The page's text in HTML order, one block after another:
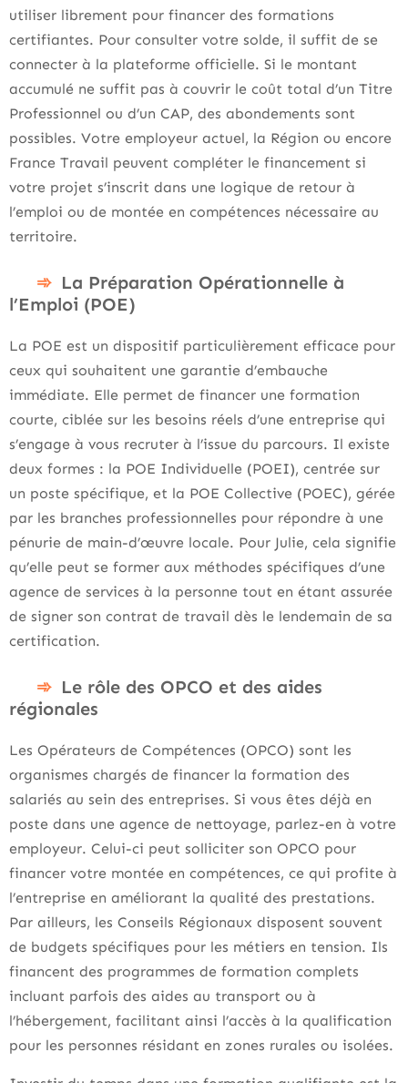
utiliser librement pour financer des formations
certifiantes. Pour consulter votre solde, il suffit de se
connecter à la plateforme officielle. Si le montant
accumulé ne suffit pas à couvrir le coût total d’un Titre
Professionnel ou d’un CAP, des abondements sont
possibles. Votre employeur actuel, la Région ou encore
France Travail peuvent compléter le financement si
votre projet s’inscrit dans une logique de retour à
l’emploi ou de montée en compétences nécessaire au
territoire.
La Préparation Opérationnelle à
l’Emploi (POE)
La POE est un dispositif particulièrement efficace pour
ceux qui souhaitent une garantie d’embauche
immédiate. Elle permet de financer une formation
courte, ciblée sur les besoins réels d’une entreprise qui
s’engage à vous recruter à l’issue du parcours. Il existe
deux formes : la POE Individuelle (POEI), centrée sur
un poste spécifique, et la POE Collective (POEC), gérée
par les branches professionnelles pour répondre à une
pénurie de main-d’œuvre locale. Pour Julie, cela signifie
qu’elle peut se former aux méthodes spécifiques d’une
agence de services à la personne tout en étant assurée
de signer son contrat de travail dès le lendemain de sa
certification.
Le rôle des OPCO et des aides
régionales
Les Opérateurs de Compétences (OPCO) sont les
organismes chargés de financer la formation des
salariés au sein des entreprises. Si vous êtes déjà en
poste dans une agence de nettoyage, parlez-en à votre
employeur. Celui-ci peut solliciter son OPCO pour
financer votre montée en compétences, ce qui profite à
l’entreprise en améliorant la qualité des prestations.
Par ailleurs, les Conseils Régionaux disposent souvent
de budgets spécifiques pour les métiers en tension. Ils
financent des programmes de formation complets
incluant parfois des aides au transport ou à
l’hébergement, facilitant ainsi l’accès à la qualification
pour les personnes résidant en zones rurales ou isolées.